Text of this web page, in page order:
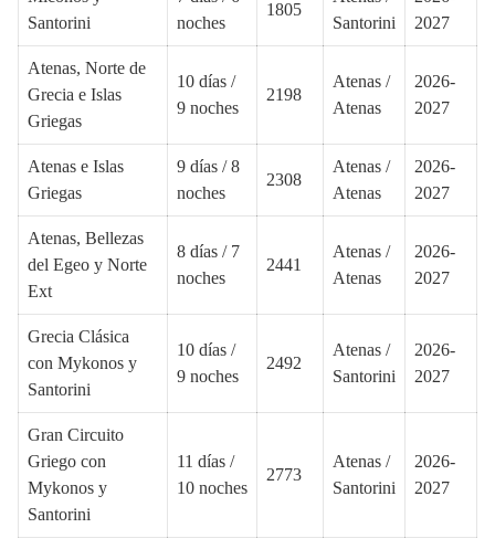
Santorini
noches
1805
Santorini
2027
Atenas, Norte de
Grecia e Islas
Griegas
10 días /
9 noches
2198
Atenas /
Atenas
2026-
2027
Atenas e Islas
Griegas
9 días / 8
noches
2308
Atenas /
Atenas
2026-
2027
Atenas, Bellezas
del Egeo y Norte
Ext
8 días / 7
noches
2441
Atenas /
Atenas
2026-
2027
Grecia Clásica
con Mykonos y
Santorini
10 días /
9 noches
2492
Atenas /
Santorini
2026-
2027
Gran Circuito
Griego con
Mykonos y
Santorini
11 días /
10 noches
2773
Atenas /
Santorini
2026-
2027